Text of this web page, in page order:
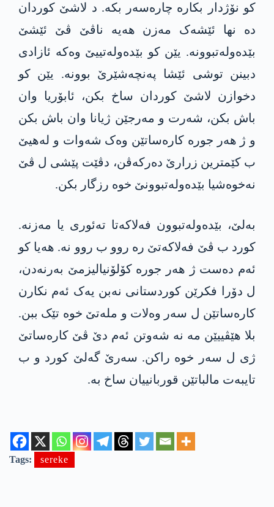
کو نۆژدار بکارە چارەسەر بکە. د لاشێ کوردان
دە نھا ئێشەک مەزن ھەیە ناڤێ ڤێ ئێشێ
بێدەولەتبوونە. یێن کو بێدەولەتییێ وەکە ئازادی
دبینن توشی ئێشا پەنچەشێرێ بوونە. یێن کو
دخوازن لاشێ کوردان ساخ بکن، ئابۆریا وان
باش بکن، شەرت و مەرجێن ژیانا وان باش بکن
و ژ ھەر جورە کارەساتێن وەک شەوات و لەھیێ
ب کێمترین زرارێ دەرکەڤن، دڤێت پێشی ل ڤێ
نەخوەشیا بێدەولەتبوونێ خوە رزگار بکن.
بەلێ، بێدەولەتبوون فەلاکەتا تەئوری یا مەزنە.
کورد ب ڤێ فەلاکەتێ رە روو ب روو نە. ھەیا کو
ئەم دەست ژ ھەر جورە کۆلۆنیالیزمێ بەرنەدن،
ل دۆرا فکرێن کوردستانی نەبن یەک ئەم نکارن
کارەساتێن ل سەر وەلات و ملەتێ خوە تێک ببن.
بلا ھێڤییێن مە نە شەوتن ئەم دێ ڤێ کارەساتێ
ژی ل سەر خوە راکن. سەرێ گەلێ کورد و ب
تایبەت مالباتێن قوربانییان ساخ بە.
Tags: sereke